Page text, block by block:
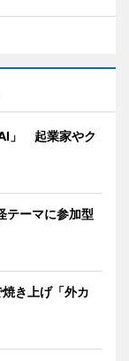
」 起業家やク
ーマに参加型
き上げ「外カ